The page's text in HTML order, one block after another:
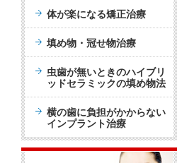
体が楽になる矯正治療
填め物・冠せ物治療
虫歯が無いときのハイブリ
ッドセラミックの填め物法
横の歯に負担がかからない
インプラント治療